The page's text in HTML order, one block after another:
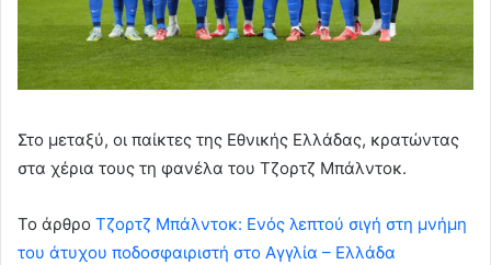
Στο μεταξύ, οι παίκτες της Εθνικής Ελλάδας, κρατώντας
στα χέρια τους τη φανέλα του Τζορτζ Μπάλντοκ.
To άρθρο Τζορτζ Μπάλντοκ: Ενός λεπτού σιγή στη μνήμη
του άτυχου ποδοσφαιριστή στο Αγγλία – Ελλάδα